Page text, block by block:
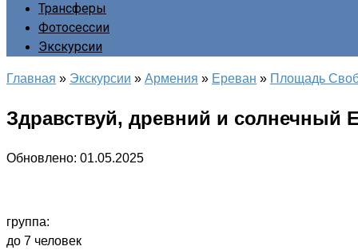
Трансферы
Фотосессии
Экскурсии
Главная » Экскурсии » Армения » Ереван » Площадь
Здравствуй, древний и солнечный
Обновлено: 01.05.2025
группа:
до 7 человек